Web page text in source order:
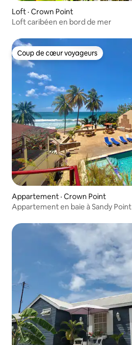
Loft · Crown Point
Loft caribéen en bord de mer
Coup de cœur voyageurs
Coup de cœur voyageurs
Appartement · Crown Point
Appartement en baie à Sandy Point